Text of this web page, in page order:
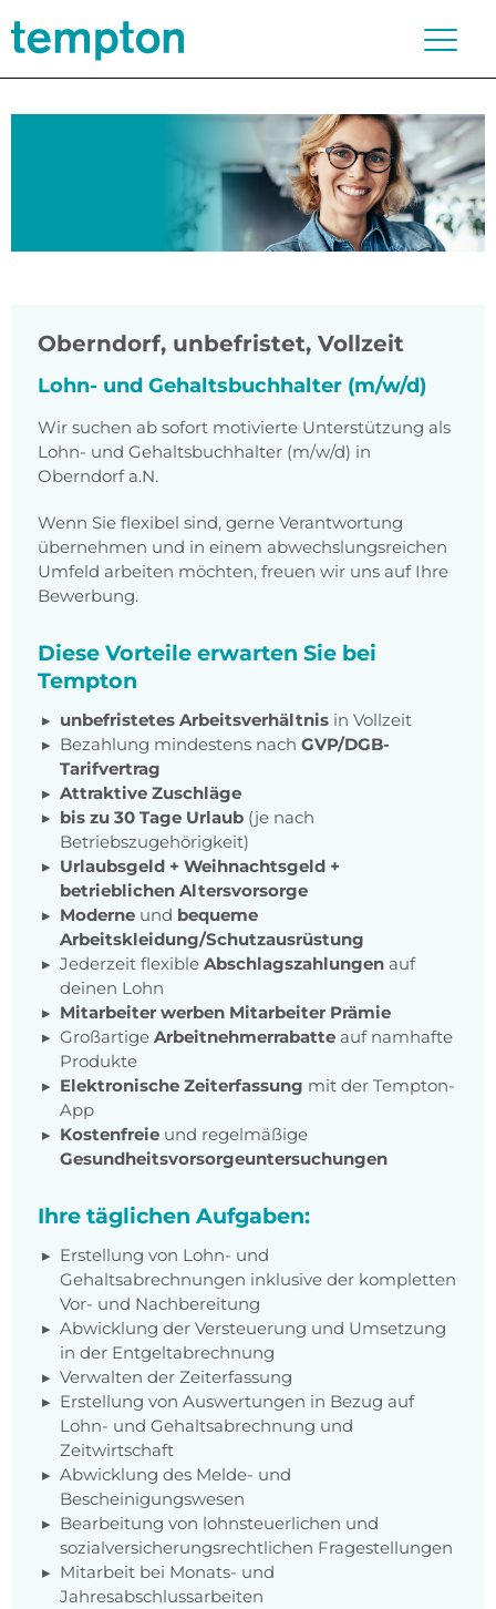
Oberndorf, unbefristet, Vollzeit
Lohn- und Gehaltsbuchhalter (m/w/d)
Wir suchen ab sofort motivierte Unterstützung als
Lohn- und Gehaltsbuchhalter (m/w/d) in
Oberndorf a.N.
Wenn Sie flexibel sind, gerne Verantwortung
übernehmen und in einem abwechslungsreichen
Umfeld arbeiten möchten, freuen wir uns auf Ihre
Bewerbung.
Diese Vorteile erwarten Sie bei
Tempton
unbefristetes Arbeitsverhältnis in Vollzeit
Bezahlung mindestens nach GVP/DGB-
Tarifvertrag
Attraktive Zuschläge
bis zu 30 Tage Urlaub (je nach
Betriebszugehörigkeit)
Urlaubsgeld + Weihnachtsgeld +
betrieblichen Altersvorsorge
Moderne und bequeme
Arbeitskleidung/Schutzausrüstung
Jederzeit flexible Abschlagszahlungen auf
deinen Lohn
Mitarbeiter werben Mitarbeiter Prämie
Großartige Arbeitnehmerrabatte auf namhafte
Produkte
Elektronische Zeiterfassung mit der Tempton-
App
Kostenfreie und regelmäßige
Gesundheitsvorsorgeuntersuchungen
Ihre täglichen Aufgaben:
Erstellung von Lohn- und
Gehaltsabrechnungen inklusive der kompletten
Vor- und Nachbereitung
Abwicklung der Versteuerung und Umsetzung
in der Entgeltabrechnung
Verwalten der Zeiterfassung
Erstellung von Auswertungen in Bezug auf
Lohn- und Gehaltsabrechnung und
Zeitwirtschaft
Abwicklung des Melde- und
Bescheinigungswesen
Bearbeitung von lohnsteuerlichen und
sozialversicherungsrechtlichen Fragestellungen
Mitarbeit bei Monats- und
Jahresabschlussarbeiten